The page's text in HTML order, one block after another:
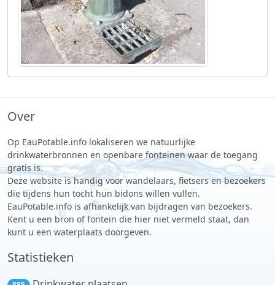
Over
Op EauPotable.info lokaliseren we natuurlijke
drinkwaterbronnen en openbare fonteinen waar de toegang
gratis is.
Deze website is handig voor wandelaars, fietsers en bezoekers
die tijdens hun tocht hun bidons willen vullen.
EauPotable.info is afhankelijk van bijdragen van bezoekers.
Kent u een bron of fontein die hier niet vermeld staat, dan
kunt u een waterplaats doorgeven.
Statistieken